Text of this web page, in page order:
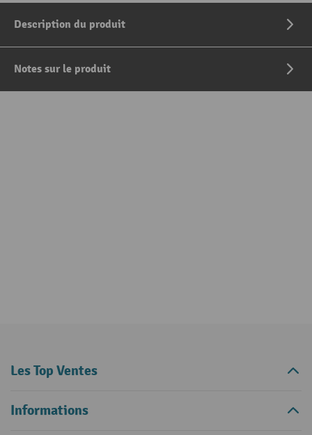
Description du produit
Notes sur le produit
Les Top Ventes
Informations